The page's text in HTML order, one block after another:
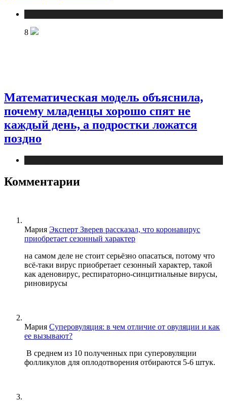
8
Математическая модель объяснила,
почему младенцы хорошо спят не
каждый день, а подростки ложатся
поздно
Комментарии
Мария Эксперт Зверев рассказал, что коронавирус
приобретает сезонный характер
на самом деле не стоит серьёзно опасаться, потому что
всё-таки вирус приобретает сезонный характер, такой
как аденовирус, респираторно-синцитиальные вирусы,
риновирусы
Мария Суперовуляция: в чем отличие от овуляции и как
ее вызывают?
В среднем из 10 полученных при суперовуляции
фолликулов для оплодотворения отбираются 5-6 штук.